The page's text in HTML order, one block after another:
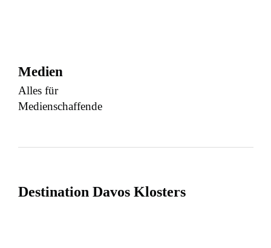
Medien
Alles für
Medienschaffende
Destination Davos Klosters